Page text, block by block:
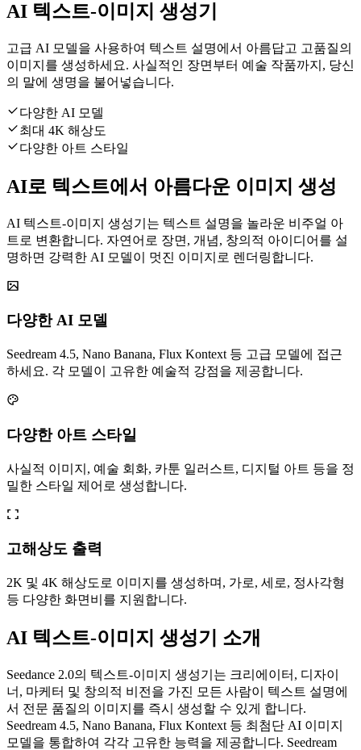
AI 텍스트-이미지 생성기
고급 AI 모델을 사용하여 텍스트 설명에서 아름답고 고품질의
이미지를 생성하세요. 사실적인 장면부터 예술 작품까지, 당신
의 말에 생명을 불어넣습니다.
다양한 AI 모델
최대 4K 해상도
다양한 아트 스타일
AI로 텍스트에서 아름다운 이미지 생성
AI 텍스트-이미지 생성기는 텍스트 설명을 놀라운 비주얼 아
트로 변환합니다. 자연어로 장면, 개념, 창의적 아이디어를 설
명하면 강력한 AI 모델이 멋진 이미지로 렌더링합니다.
다양한 AI 모델
Seedream 4.5, Nano Banana, Flux Kontext 등 고급 모델에 접근
하세요. 각 모델이 고유한 예술적 강점을 제공합니다.
다양한 아트 스타일
사실적 이미지, 예술 회화, 카툰 일러스트, 디지털 아트 등을 정
밀한 스타일 제어로 생성합니다.
고해상도 출력
2K 및 4K 해상도로 이미지를 생성하며, 가로, 세로, 정사각형
등 다양한 화면비를 지원합니다.
AI 텍스트-이미지 생성기 소개
Seedance 2.0의 텍스트-이미지 생성기는 크리에이터, 디자이
너, 마케터 및 창의적 비전을 가진 모든 사람이 텍스트 설명에
서 전문 품질의 이미지를 즉시 생성할 수 있게 합니다.
Seedream 4.5, Nano Banana, Flux Kontext 등 최첨단 AI 이미지
모델을 통합하여 각각 고유한 능력을 제공합니다. Seedream